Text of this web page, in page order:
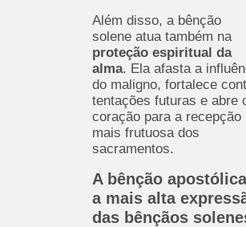
Além disso, a bênção
solene atua também na
proteção espiritual da
alma. Ela afasta a
do maligno, fortalece
tentações futuras e abre
coração para a recepção
mais frutuosa dos
sacramentos.
A bênção
a mais alta
das bênçãos